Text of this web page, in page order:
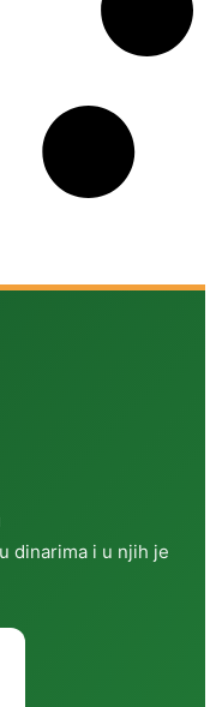
dinarima i u njih je